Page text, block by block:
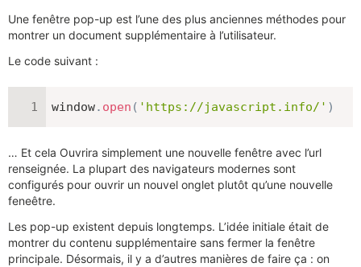
Une fenêtre pop-up est l’une des plus anciennes méthodes pour
montrer un document supplémentaire à l’utilisateur.
Le code suivant :
window. open ( 'https://javascript.info/' )
… Et cela Ouvrira simplement une nouvelle fenêtre avec l’url
renseignée. La plupart des navigateurs modernes sont
configurés pour ouvrir un nouvel onglet plutôt qu’une nouvelle
feneêtre.
Les pop-up existent depuis longtemps. L’idée initiale était de
montrer du contenu supplémentaire sans fermer la fenêtre
principale. Désormais, il y a d’autres manières de faire ça : on